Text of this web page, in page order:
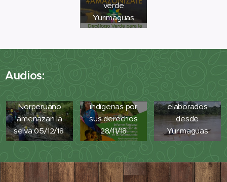
verde
Yurimaguas
Audios:
Reportajes 5
Continentes.
Los derrames
Norperuano
amenazan la
selva 05/12/18
RNE.
indígenas por
sus derechos
28/11/18
elaborados
desde
Yurimaguas